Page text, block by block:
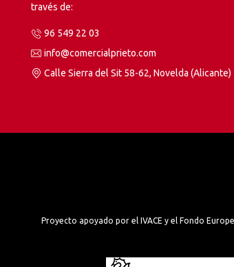
través de:
96 549 22 03
info@comercialprieto.com
Calle Sierra del Sit 58-62, Novelda (Alicante)
Proyecto apoyado por el IVACE y el Fondo